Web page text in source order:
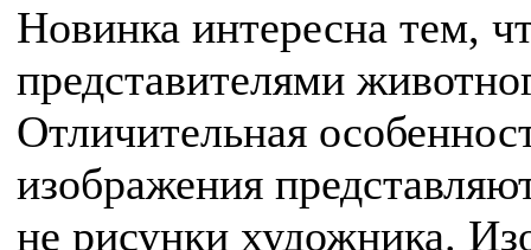
Новинка интересна тем,
представителями
Отличительная
изображения
не рисунки художника.